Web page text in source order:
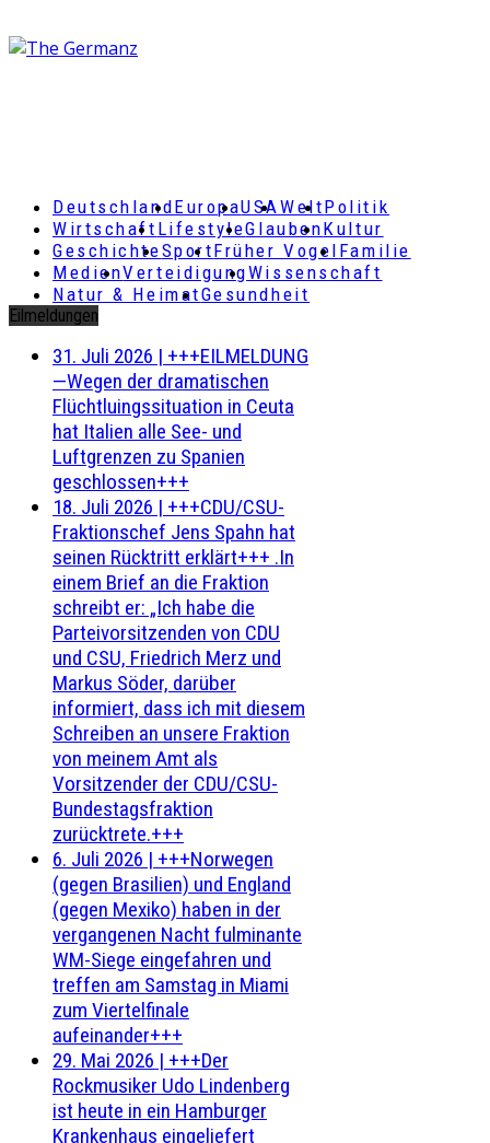
DeutschlandEuropaUSAWeltPolitik
Wirtschaft LifestyleGlaubenKultur
GeschichteSportFrüher Vogel Familie
MedienVerteidigungWissenschaft
Natur & HeimatGesundheit
Eilmeldungen
31. Juli 2026 | +++EILMELDUNG
—Wegen der dramatischen
Flüchtluingssituation in Ceuta
hat Italien alle See- und
Luftgrenzen zu Spanien
geschlossen+++
18. Juli 2026 | +++CDU/CSU-
Fraktionschef Jens Spahn hat
seinen Rücktritt erklärt+++ .In
einem Brief an die Fraktion
schreibt er: „Ich habe die
Parteivorsitzenden von CDU
und CSU, Friedrich Merz und
Markus Söder, darüber
informiert, dass ich mit diesem
Schreiben an unsere Fraktion
von meinem Amt als
Vorsitzender der CDU/CSU-
Bundestagsfraktion
zurücktrete.+++
6. Juli 2026 | +++Norwegen
(gegen Brasilien) und England
(gegen Mexiko) haben in der
vergangenen Nacht fulminante
WM-Siege eingefahren und
treffen am Samstag in Miami
zum Viertelfinale
aufeinander+++
29. Mai 2026 | +++Der
Rockmusiker Udo Lindenberg
ist heute in ein Hamburger
Krankenhaus eingeliefert